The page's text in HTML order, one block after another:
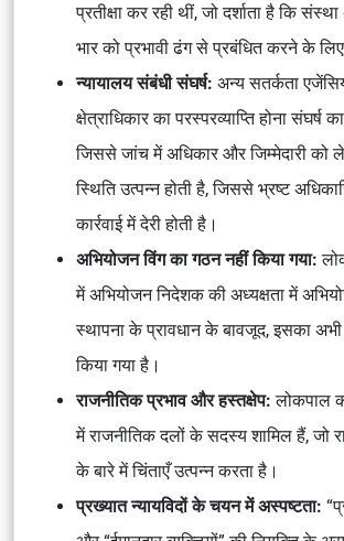
प्रतीक्षा कर रही थीं, जो दर्शाता है कि
भार को प्रभावी ढंग से प्रबंधित करने के
न्यायालय संबंधी संघर्ष: अन्य सतर्कता
क्षेत्राधिकार का परस्परव्याप्ति होना संघर्ष
जिससे जांच में अधिकार और जिम्मेदारी को
स्थिति उत्पन्न होती है, जिससे भ्रष्ट
कार्रवाई में देरी होती है।
अभियोजन विंग का गठन नहीं किया गया:
में अभियोजन निदेशक की अध्यक्षता में
स्थापना के प्रावधान के बावजूद, इसका
किया गया है।
राजनीतिक प्रभाव और हस्तक्षेप:लोकपाल
में राजनीतिक दलों के सदस्य शामिल हैं, जो
के बारे में चिंताएँ उत्पन्न करता है।
प्रख्यात न्यायविदों के चयन में अस्पष्टता: